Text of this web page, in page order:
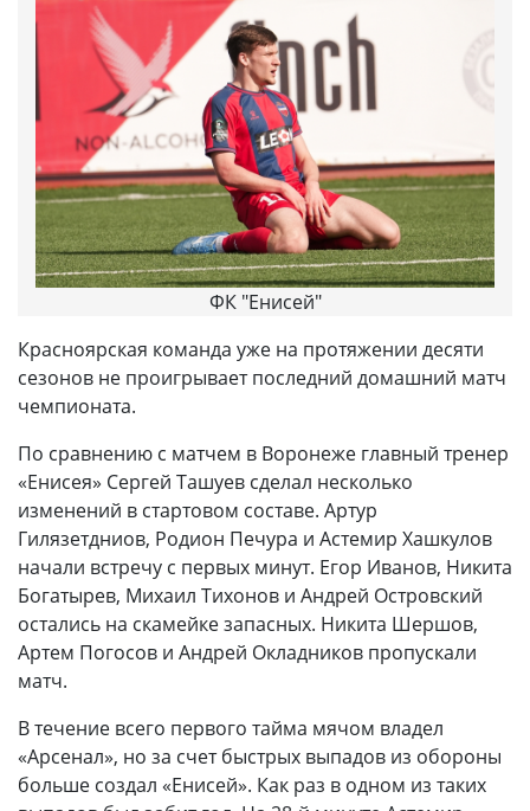
ФК "Енисей"
Красноярская команда уже на протяжении десяти
сезонов не проигрывает последний домашний матч
чемпионата.
По сравнению с матчем в Воронеже главный тренер
«Енисея» Сергей Ташуев сделал несколько
изменений в стартовом составе. Артур
Гилязетдниов, Родион Печура и Астемир Хашкулов
начали встречу с первых минут. Егор Иванов, Никита
Богатырев, Михаил Тихонов и Андрей Островский
остались на скамейке запасных. Никита Шершов,
Артем Погосов и Андрей Окладников пропускали
матч.
В течение всего первого тайма мячом владел
«Арсенал», но за счет быстрых выпадов из обороны
больше создал «Енисей». Как раз в одном из таких